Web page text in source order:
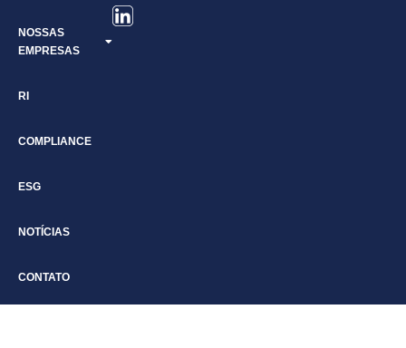
NOSSAS
EMPRESAS
RI
COMPLIANCE
ESG
NOTÍCIAS
CONTATO